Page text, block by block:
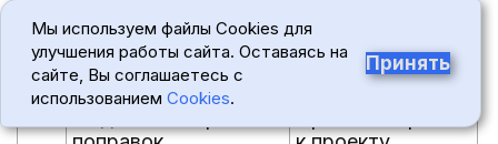
помещения в
многоквартирном
доме
Мы используем файлы Cookies для
улучшения работы сайта. Оставаясь на
сайте, Вы соглашаетесь с
использованием Cookies.
Принять